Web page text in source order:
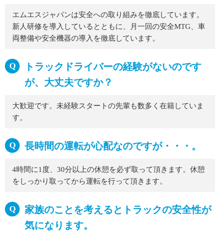
エムエスジャパンは安全への取り組みを徹底しています。
新人研修を導入しているとともに、月一回の安全MTG、車
両整備や安全機器の導入を徹底しています。
トラックドライバーの経験がないのです
が、大丈夫ですか？
大歓迎です。未経験スタートの先輩も数多く在籍していま
す。
長時間の運転が心配なのですが・・・。
4時間に1度、30分以上の休憩を必ず取って頂きます。休憩
をしっかり取ってから運転を行って頂きます。
家族のことを考えるとトラックの安全性が
気になります。